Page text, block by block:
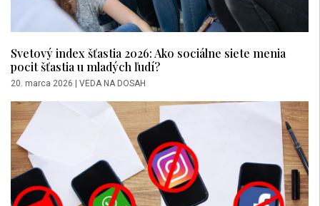
Svetový index šťastia 2026: Ako sociálne siete menia
pocit šťastia u mladých ľudí?
20. marca 2026 | VEDA NA DOSAH